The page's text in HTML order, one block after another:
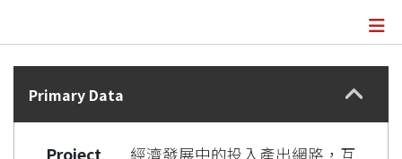
Statistics
Details
Primary Data
Project
經濟發展中的投入產出網路，互